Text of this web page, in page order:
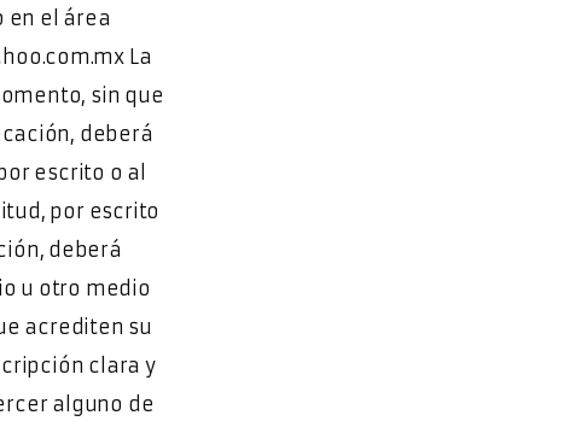
en el área
La
sin que
deberá
escrito o al
por escrito
deberá
u otro medio
acrediten su
clara y
alguno de